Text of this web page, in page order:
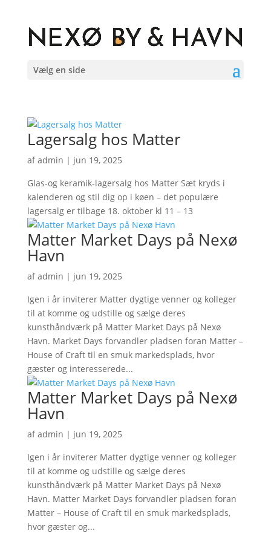
Vælg en side
Lagersalg hos Matter
afadmin | jun 19, 2025
Glas-og keramik-lagersalg hos Matter Sæt kryds i
kalenderen og stil dig op i køen – det populære
lagersalg er tilbage 18. oktober kl 11 – 13
Matter Market Days på Nexø
Havn
afadmin | jun 19, 2025
Igen i år inviterer Matter dygtige venner og kolleger
til at komme og udstille og sælge deres
kunsthåndværk på Matter Market Days på Nexø
Havn. Market Days forvandler pladsen foran Matter –
House of Craft til en smuk markedsplads, hvor
gæster og interesserede...
Matter Market Days på Nexø
Havn
afadmin | jun 19, 2025
Igen i år inviterer Matter dygtige venner og kolleger
til at komme og udstille og sælge deres
kunsthåndværk på Matter Market Days på Nexø
Havn. Matter Market Days forvandler pladsen foran
Matter – House of Craft til en smuk markedsplads,
hvor gæster og...